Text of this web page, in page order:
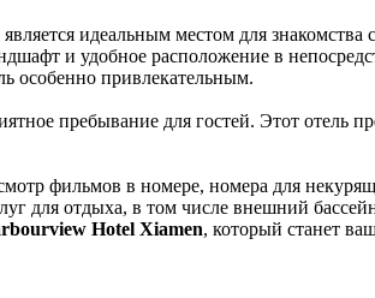
является идеальным местом для знакомства
и удобное расположение в
особенно привлекательным.
пребывание для гостей. Этот отель
фильмов в номере, номера для
для отдыха, в том числе внешний
Hotel Xiamen, который станет